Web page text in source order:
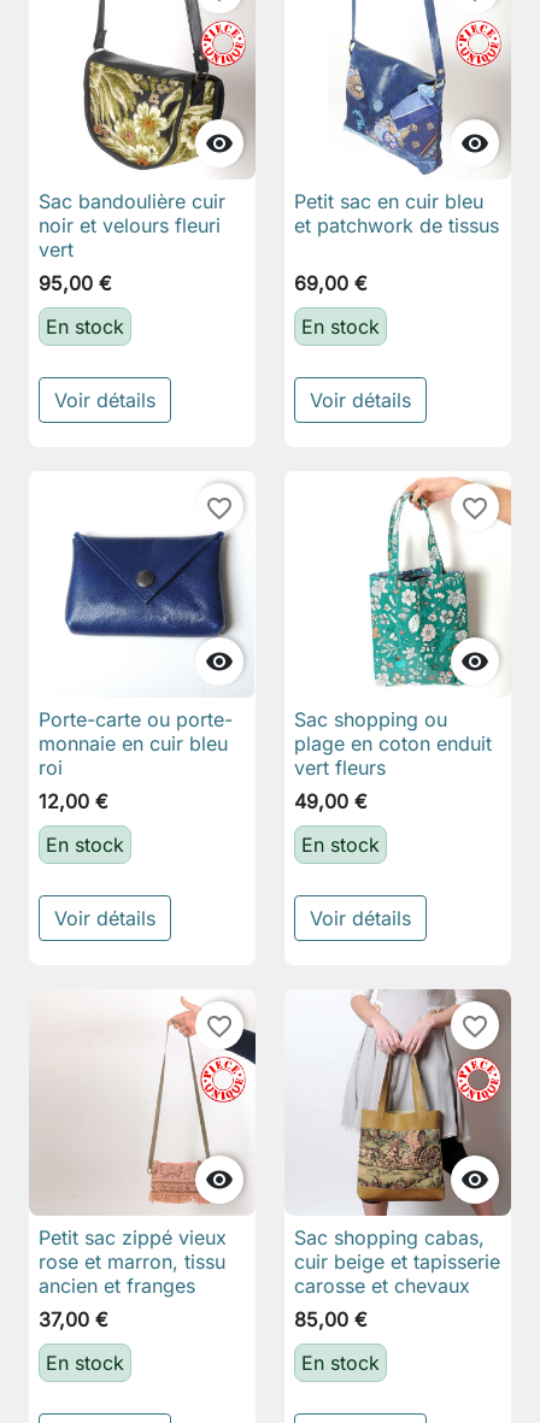

Sac bandoulière cuir
noir et velours fleuri
vert
95,00 €
En stock
Voir détails

Petit sac en cuir bleu
et patchwork de tissus
69,00 €
En stock
Voir détails

favorite_border
Porte-carte ou porte-
monnaie en cuir bleu
roi
12,00 €
En stock
Voir détails

favorite_border
Sac shopping ou
plage en coton enduit
vert fleurs
49,00 €
En stock
Voir détails

favorite_border
Petit sac zippé vieux
rose et marron, tissu
ancien et franges
37,00 €
En stock

favorite_border
Sac shopping cabas,
cuir beige et tapisserie
carosse et chevaux
85,00 €
En stock